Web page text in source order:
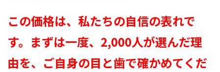
この価格は、私たちの自信の表れで
す。まずは一度、2,000人が選んだ理
由を、ご自身の目と歯で確かめてくだ